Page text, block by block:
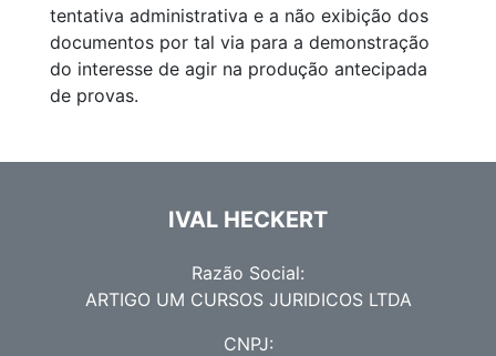
tentativa administrativa e a não exibição dos
documentos por tal via para a demonstração
do interesse de agir na produção antecipada
de provas.
IVAL HECKERT
Razão Social:
ARTIGO UM CURSOS JURIDICOS LTDA
CNPJ: